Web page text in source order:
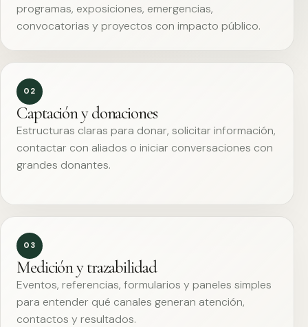
programas, exposiciones, emergencias,
convocatorias y proyectos con impacto público.
02
Captación y donaciones
Estructuras claras para donar, solicitar información,
contactar con aliados o iniciar conversaciones con
grandes donantes.
03
Medición y trazabilidad
Eventos, referencias, formularios y paneles simples
para entender qué canales generan atención,
contactos y resultados.